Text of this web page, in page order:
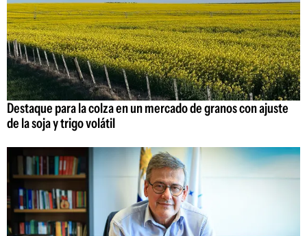
Destaque para la colza en un mercado de granos con ajuste
de la soja y trigo volátil